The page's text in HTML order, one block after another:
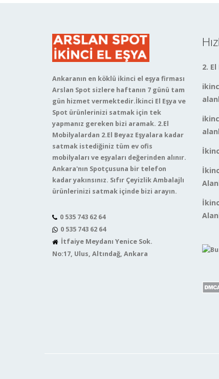
Ankaranın en köklü ikinci el eşya firması
Arslan Spot sizlere haftanın 7 günü tam
gün hizmet vermektedir.İkinci El Eşya ve
Spot ürünlerinizi satmak için tek
yapmanız gereken bizi aramak. 2.El
Mobilyalardan 2.El Beyaz Eşyalara kadar
satmak istediğiniz tüm ev ofis
mobilyaları ve eşyaları değerinden alınır.
Ankara'nın Spotçusuna bir telefon
kadar yakınsınız. Sıfır Çeyizlik Ambalajlı
ürünlerinizi satmak içinde bizi arayın.
0 535 743 62 64
0 535 743 62 64
İtfaiye Meydanı Yenice Sok.
No:17, Ulus, Altındağ, Ankara
2.